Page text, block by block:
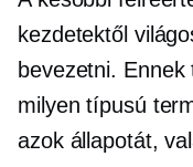
kezdetektől
bevezetni.
milyen típusú
azok állapotát,